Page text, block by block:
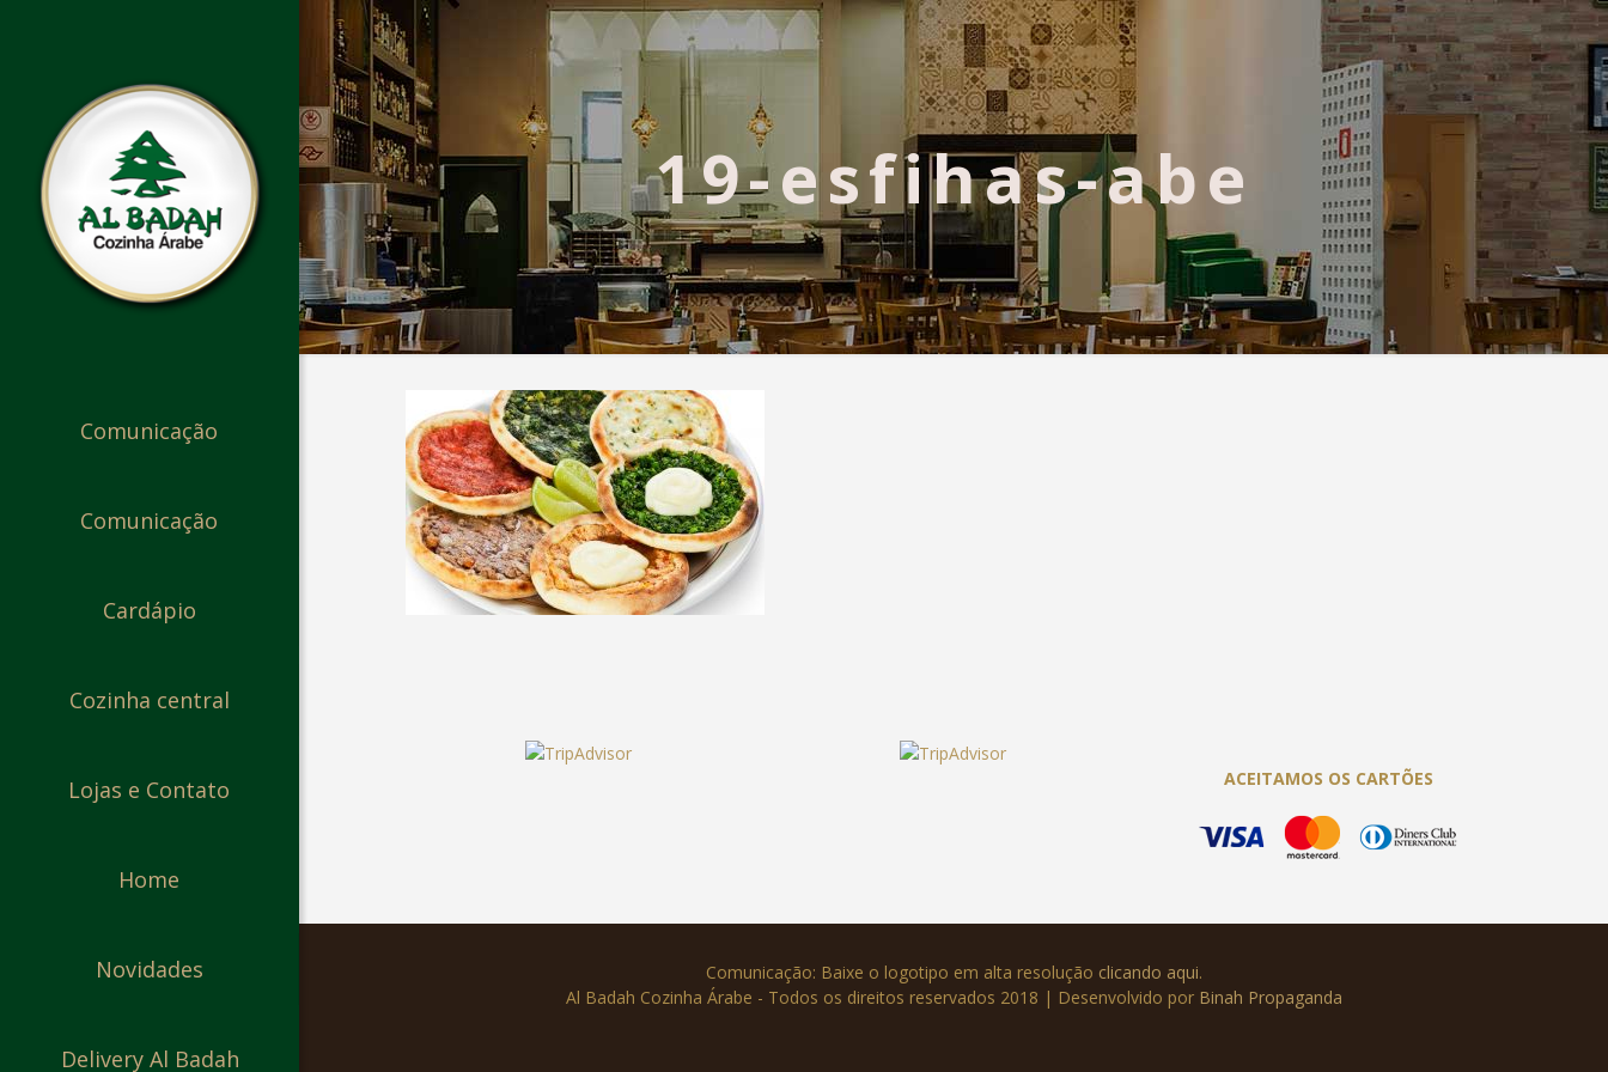
Comunicação
Comunicação
Cardápio
Cozinha central
Lojas e Contato
Home
Novidades
Delivery Al Badah
19-esfihas-abe
ACEITAMOS OS CARTÕES
Comunicação: Baixe o logotipo em alta resolução clicando aqui.
Al Badah Cozinha Árabe - Todos os direitos reservados 2018 | Desenvolvido por Binah Propaganda